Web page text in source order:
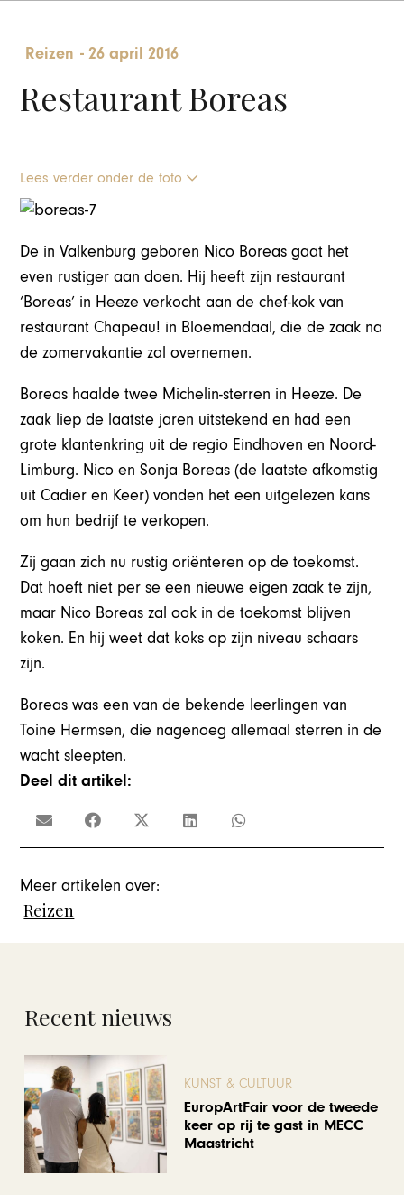
Reizen -26 april 2016
Restaurant Boreas
Lees verder onder de foto
De in Valkenburg geboren Nico Boreas gaat het
even rustiger aan doen. Hij heeft zijn restaurant
‘Boreas’ in Heeze verkocht aan de chef-kok van
restaurant Chapeau! in Bloemendaal, die de zaak na
de zomervakantie zal overnemen.
Boreas haalde twee Michelin-sterren in Heeze. De
zaak liep de laatste jaren uitstekend en had een
grote klantenkring uit de regio Eindhoven en Noord-
Limburg. Nico en Sonja Boreas (de laatste afkomstig
uit Cadier en Keer) vonden het een uitgelezen kans
om hun bedrijf te verkopen.
Zij gaan zich nu rustig oriënteren op de toekomst.
Dat hoeft niet per se een nieuwe eigen zaak te zijn,
maar Nico Boreas zal ook in de toekomst blijven
koken. En hij weet dat koks op zijn niveau schaars
zijn.
Boreas was een van de bekende leerlingen van
Toine Hermsen, die nagenoeg allemaal sterren in de
wacht sleepten.
Deel dit artikel:
Meer artikelen over:
Reizen
Recent nieuws
KUNST & CULTUUR
EuropArtFair voor de tweede
keer op rij te gast in MECC
Maastricht